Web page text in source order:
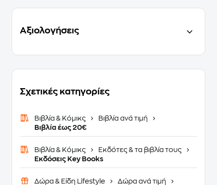
Αξιολογήσεις
Σχετικές κατηγορίες
Βιβλία & Κόμικς
Βιβλία ανά τιμή
Βιβλία έως 20€
Βιβλία & Κόμικς
Εκδότες & τα βιβλία τους
Εκδόσεις Key Books
Δώρα & Είδη Lifestyle
Δώρα ανά τιμή